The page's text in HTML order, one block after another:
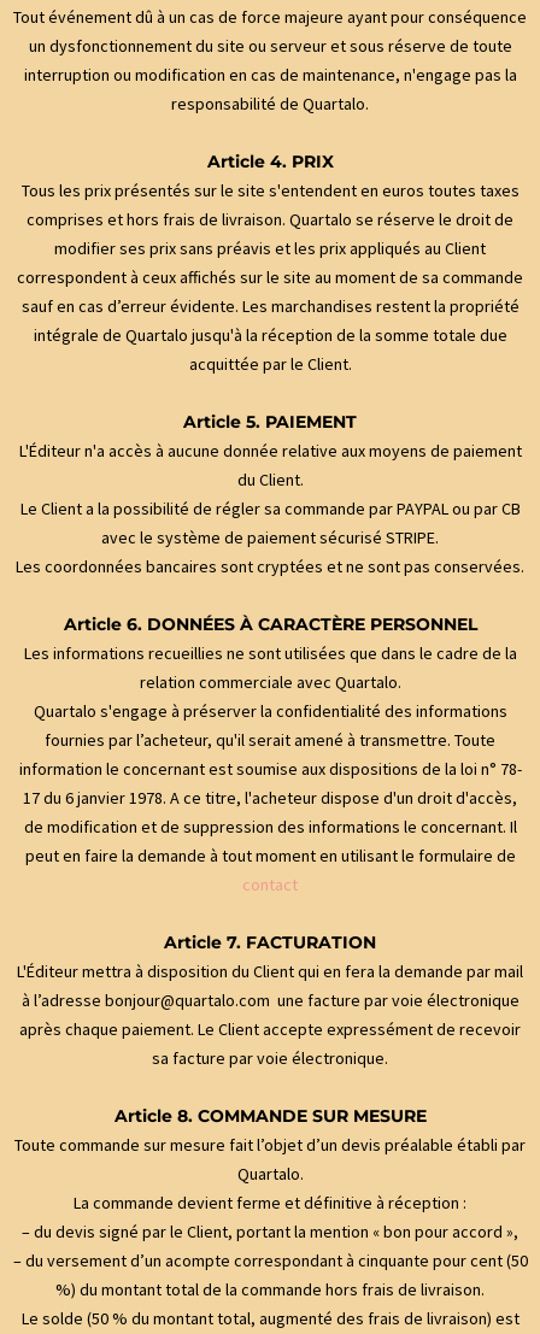
Tout événement dû à un cas de force majeure ayant pour conséquence
un dysfonctionnement du site ou serveur et sous réserve de toute
interruption ou modification en cas de maintenance, n'engage pas la
responsabilité de Quartalo.
Article 4. PRIX
Tous les prix présentés sur le site s'entendent en euros toutes taxes
comprises et hors frais de livraison. Quartalo se réserve le droit de
modifier ses prix sans préavis et les prix appliqués au Client
correspondent à ceux affichés sur le site au moment de sa commande
sauf en cas d’erreur évidente. Les marchandises restent la propriété
intégrale de Quartalo jusqu'à la réception de la somme totale due
acquittée par le Client.
Article 5. PAIEMENT
L'Éditeur n'a accès à aucune donnée relative aux moyens de paiement
du Client.
Le Client a la possibilité de régler sa commande par PAYPAL ou par CB
avec le système de paiement sécurisé STRIPE.
Les coordonnées bancaires sont cryptées et ne sont pas conservées.
Article 6. DONNÉES À CARACTÈRE PERSONNEL
Les informations recueillies ne sont utilisées que dans le cadre de la
relation commerciale avec Quartalo.
Quartalo s'engage à préserver la confidentialité des informations
fournies par l’acheteur, qu'il serait amené à transmettre. Toute
information le concernant est soumise aux dispositions de la loi n° 78-
17 du 6 janvier 1978. A ce titre, l'acheteur dispose d'un droit d'accès,
de modification et de suppression des informations le concernant. Il
peut en faire la demande à tout moment en utilisant le formulaire de
contact
Article 7. FACTURATION
L'Éditeur mettra à disposition du Client qui en fera la demande par mail
à l’adresse bonjour@quartalo.com une facture par voie électronique
après chaque paiement. Le Client accepte expressément de recevoir
sa facture par voie électronique.
Article 8. COMMANDE SUR MESURE
Toute commande sur mesure fait l’objet d’un devis préalable établi par
Quartalo.
La commande devient ferme et définitive à réception :
– du devis signé par le Client, portant la mention « bon pour accord »,
– du versement d’un acompte correspondant à cinquante pour cent (50
%) du montant total de la commande hors frais de livraison.
Le solde (50 % du montant total, augmenté des frais de livraison) est